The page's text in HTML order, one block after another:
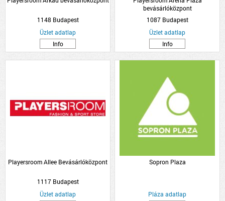
1148 Budapest
Üzlet adatlap
Info
bevásárlóközpont
1087 Budapest
Üzlet adatlap
Info
Playersroom Allee Bevásárlóközpont
1117 Budapest
Üzlet adatlap
Sopron Plaza
Pláza adatlap